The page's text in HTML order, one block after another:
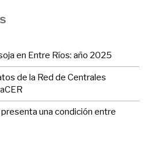
en Entre Ríos: año 2025
de la Red de Centrales
una condición entre